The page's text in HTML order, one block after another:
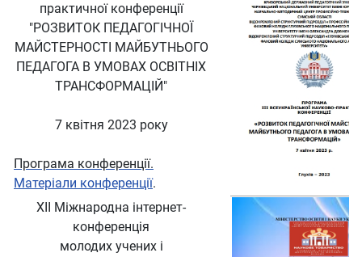
практичної конференції
"РОЗВИТОК ПЕДАГОГІЧНОЇ
МАЙСТЕРНОСТІ МАЙБУТНЬОГО
ПЕДАГОГА В УМОВАХ ОСВІТНІХ
ТРАНСФОРМАЦІЙ"
7 квітня 2023 року
Програма конференції.
Матеріали конференції.
ХІІ Міжнародна інтернет-
конференція
молодих учених і